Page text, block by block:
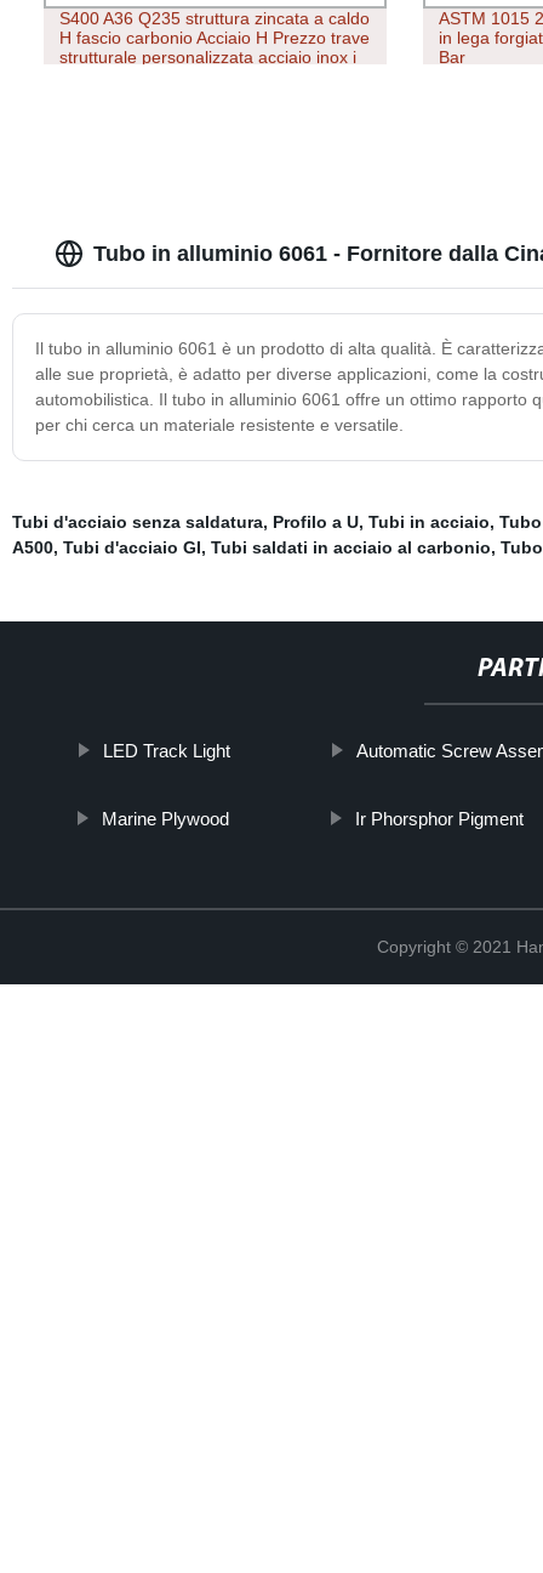
S400 A36 Q235 struttura zincata a caldo
H fascio carbonio Acciaio H Prezzo trave
strutturale personalizzata acciaio inox i
ASTM 1015
in lega
Bar
Tubo in alluminio 6061 - Fornitore dalla
Il tubo in alluminio 6061 è un prodotto di alta qualità. È
alle sue proprietà, è adatto per diverse applicazioni, come la
automobilistica. Il tubo in alluminio 6061 offre un ottimo rapporto
per chi cerca un materiale resistente e versatile.
Tubi d'acciaio senza saldatura, Profilo a U, Tubi in acciaio,
A500, Tubi d'acciaio GI, Tubi saldati in acciaio al carbonio,
LED Track Light Automatic Screw
Marine Plywood Ir Phorsphor Pigment
Copyright © 2021